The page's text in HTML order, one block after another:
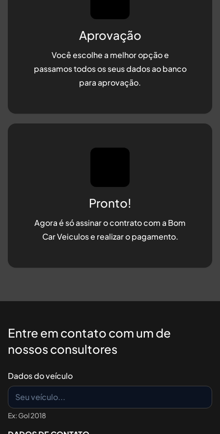
Aprovação
Você escolhe a melhor opção e
passamos todos os seus dados ao banco
para aprovação.
Pronto!
Agora é só assinar o contrato com a Bom
Car Veiculose realizar o pagamento.
Entre em contato com um de
nossos consultores
Dados do veículo
Ex: Gol 2018